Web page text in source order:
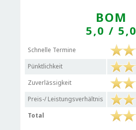
BOM
5,0 / 5,0
Schnelle Termine
Pünktlichkeit
Zuverlässigkeit
Preis-/ Leistungsverhältnis
Total